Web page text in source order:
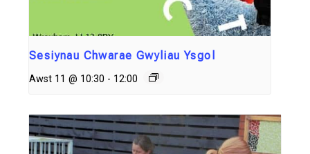
Sesiynau Chwarae Gwyliau Ysgol
Awst 11 @ 10:30 - 12:00